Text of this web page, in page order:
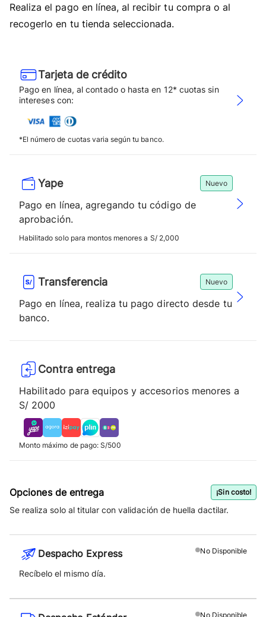
Realiza el pago en línea, al recibir tu compra o al
recogerlo en tu tienda seleccionada.
Tarjeta de crédito
Pago en línea, al contado o hasta en 12* cuotas sin
intereses con:
*El número de cuotas varia según tu banco.
Yape Nuevo
Pago en línea, agregando tu código de
aprobación.
Habilitado solo para montos menores a S/ 2,000
Transferencia Nuevo
Pago en línea, realiza tu pago directo desde tu
banco.
Contra entrega
Habilitado para equipos y accesorios menores a
S/ 2000
Monto máximo de pago: S/500
Opciones de entrega ¡Sin costo!
Se realiza solo al titular con validación de huella dactilar.
No Disponible
Despacho Express
Recíbelo el mismo día.
No Disponible